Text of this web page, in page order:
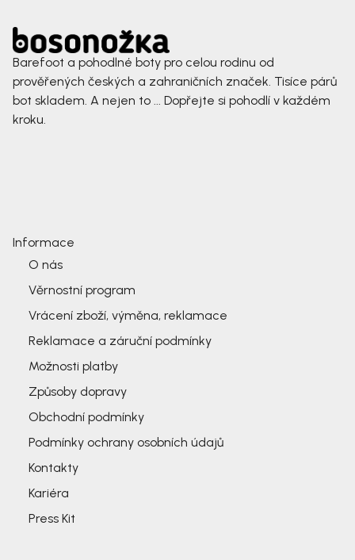
Barefoot a pohodlné boty pro celou rodinu od
prověřených českých a zahraničních značek. Tisíce párů
bot skladem. A nejen to ... Dopřejte si pohodlí v každém
kroku.
Informace
O nás
Věrnostní program
Vrácení zboží, výměna, reklamace
Reklamace a záruční podmínky
Možnosti platby
Způsoby dopravy
Obchodní podmínky
Podmínky ochrany osobních údajů
Kontakty
Kariéra
Press Kit